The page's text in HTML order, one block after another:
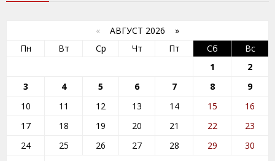
« АВГУСТ 2026 »
Пн
Вт Ср Чт Пт Сб
Вс
1
2
3
4 5 6 7 8
9
10
11 12 13 14 15
16
17
18 19 20 21 22
23
24
25 26 27 28 29
30